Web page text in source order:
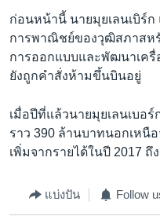
ก่อนหน้านี้ นายมุยเลนเบิร์
การพาณิชย์ของวุฒิสภาสห
การออกแบบและพัฒนาเครื่
ยังถูกคำสั่งห้ามขึ้นบินอยู่
เมื่อปีที่แล้วนายมุยเลนเบอ
ราว 390 ล้านบาทนอกเหนื
เพิ่มจากรายได้ในปี 2017 ถึ
แบ่งปัน Follow